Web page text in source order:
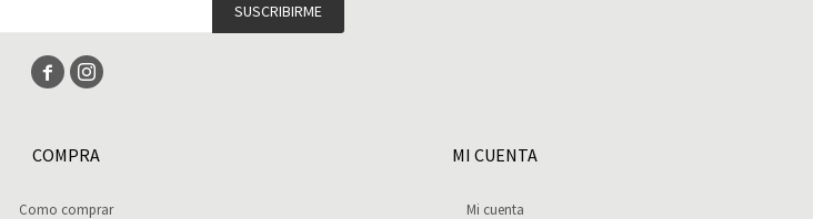
COMPRA
Como comprar
MI CUENTA
Mi cuenta
SUSCRIBIRME
 